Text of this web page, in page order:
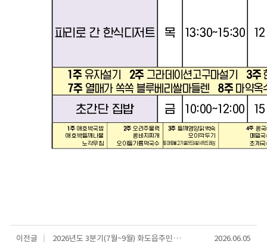
이전글 2026년도 3분기(7월~9월) 화도읍주민자치센터 수강생 모집안내 2026.06.05